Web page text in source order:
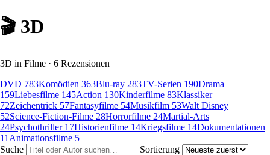
🎬 3D
3D in Filme · 6 Rezensionen
DVD 783Komödien 363Blu-ray 283TV-Serien 190Drama
159Liebesfilme 145Action 130Kinderfilme 83Klassiker
72Zeichentrick 57Fantasyfilme 54Musikfilm 53Walt Disney
52Science-Fiction-Filme 28Horrorfilme 24Martial-Arts
24Psychothriller 17Historienfilme 14Kriegsfilme 14Dokumentationen
11 Animationsfilme 5
Suche
Sortierung